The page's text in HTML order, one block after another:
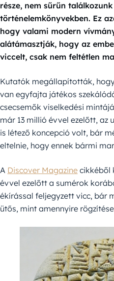
része, nem sűrűn
történelemkönyvekben. Ez
hogy valami modern
alátámasztják, hogy az
viccelt, csak nem feltétlen
Kutatók megállapították,
van egyfajta játékos
csecsemők viselkedési
már 13 millió évvel ezelőtt, az
is létező koncepció volt, bár
eltelnie, hogy ennek bármi
A Discover Magazine cikkéből
évvel ezelőtt a sumérok
ékírással feljegyzett vicc, bár
ütős, mint amennyire